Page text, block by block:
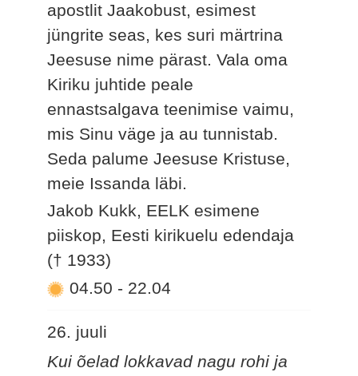
apostlit Jaakobust, esimest
jüngrite seas, kes suri märtrina
Jeesuse nime pärast. Vala oma
Kiriku juhtide peale
ennastsalgava teenimise vaimu,
mis Sinu väge ja au tunnistab.
Seda palume Jeesuse Kristuse,
meie Issanda läbi.
Jakob Kukk, EELK esimene
piiskop, Eesti kirikuelu edendaja
(† 1933)
04.50 - 22.04
26. juuli
Kui õelad lokkavad nagu rohi ja